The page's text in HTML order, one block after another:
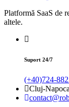
Platformă SaaS de
altele.
Suport 24/7
(+40)724-
Cluj-